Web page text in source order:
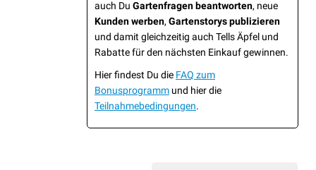
auch Du Gartenfragen beantworten, neue
Kunden werben, Gartenstorys publizieren
und damit gleichzeitig auch Tells Äpfel und
Rabatte für den nächsten Einkauf gewinnen.
Hier findest Du die FAQ zum
Bonusprogramm und hier die
Teilnahmebedingungen.